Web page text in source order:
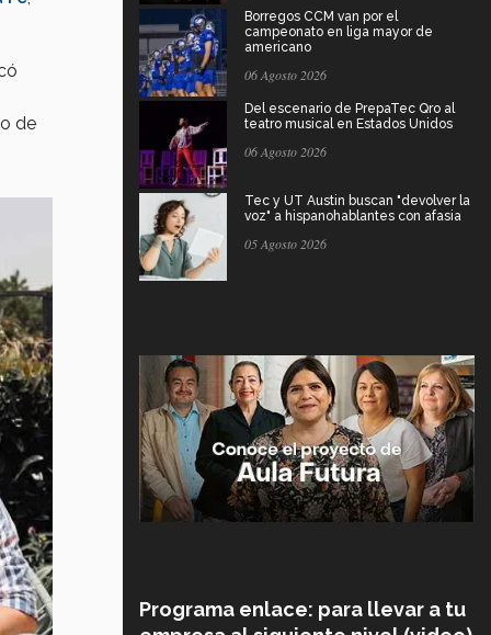
de
Borregos CCM van por el
campeonato en liga mayor de
americano
06 Agosto 2026
Del escenario de PrepaTec Qro al
teatro musical en Estados Unidos
06 Agosto 2026
Tec y UT Austin buscan "devolver la
voz" a hispanohablantes con afasia
05 Agosto 2026
Programa enlace: para llevar a tu